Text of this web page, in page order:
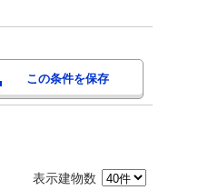
この条件を保存
表示建物数